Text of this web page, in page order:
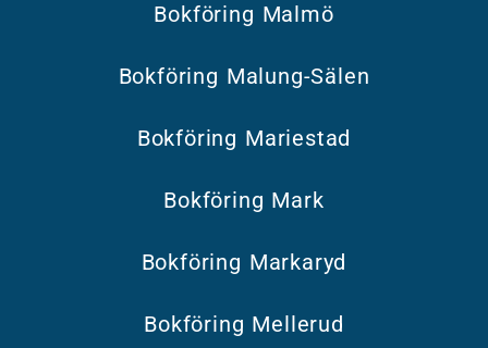
Bokföring Malmö
Bokföring Malung-Sälen
Bokföring Mariestad
Bokföring Mark
Bokföring Markaryd
Bokföring Mellerud